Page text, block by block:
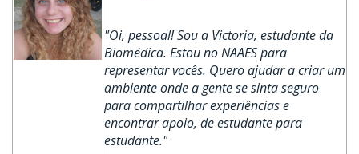
"Oi, pessoal! Sou a Victoria, estudante da
Biomédica. Estou no NAAES para
representar vocês. Quero ajudar a criar um
ambiente onde a gente se sinta seguro
para compartilhar experiências e
encontrar apoio, de estudante para
estudante."